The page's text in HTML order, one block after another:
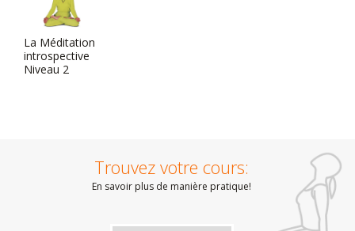
La Méditation
introspective
Niveau 2
Trouvez votre cours:
En savoir plus de manière pratique!